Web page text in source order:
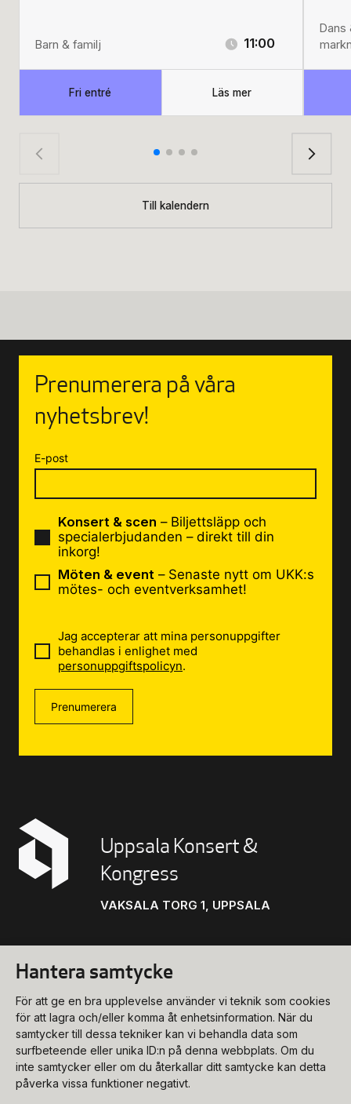
Hantera samtycke
För att ge en bra upplevelse använder vi teknik som cookies
för att lagra och/eller komma åt enhetsinformation. När du
samtycker till dessa tekniker kan vi behandla data som
surfbeteende eller unika ID:n på denna webbplats. Om du
inte samtycker eller om du återkallar ditt samtycke kan detta
påverka vissa funktioner negativt.
Barn & familj 11:00
Fri entré Läs mer
Dans
Till kalendern
Uppsala Konsert &
Kongress
VAKSALA TORG 1, UPPSALA
Prenumerera på våra
nyhetsbrev!
E-post
Konsert & scen – Biljettsläpp och
specialerbjudanden – direkt till din
inkorg!
Möten & event – Senaste nytt om UKK:s
mötes- och eventverksamhet!
Jag accepterar att mina personuppgifter
behandlas i enlighet med
personuppgiftspolicyn.
Prenumerera
Konsert
biljettkassa@ukk.se
018-727 90 00
Program & biljetter
Konferens
konferens@ukk.se